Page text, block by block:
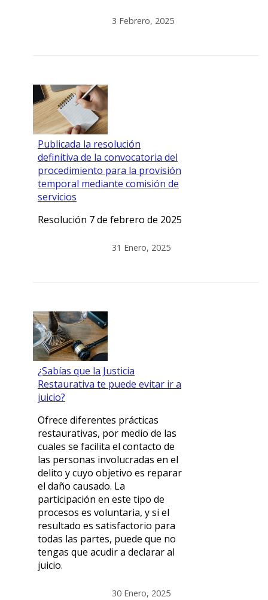
3 Febrero, 2025
Publicada la resolución
definitiva de la convocatoria del
procedimiento para la provisión
temporal mediante comisión de
servicios
Resolución 7 de febrero de 2025
31 Enero, 2025
¿Sabías que la Justicia
Restaurativa te puede evitar ir a
juicio?
Ofrece diferentes prácticas
restaurativas, por medio de las
cuales se facilita el contacto de
las personas involucradas en el
delito y cuyo objetivo es reparar
el daño causado. La
participación en este tipo de
procesos es voluntaria, y si el
resultado es satisfactorio para
todas las partes, puede que no
tengas que acudir a declarar al
juicio.
30 Enero, 2025